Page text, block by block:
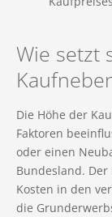
Wie setzt
Die Höhe der
Faktoren
oder einen
Bundesland.
Kosten in den
die